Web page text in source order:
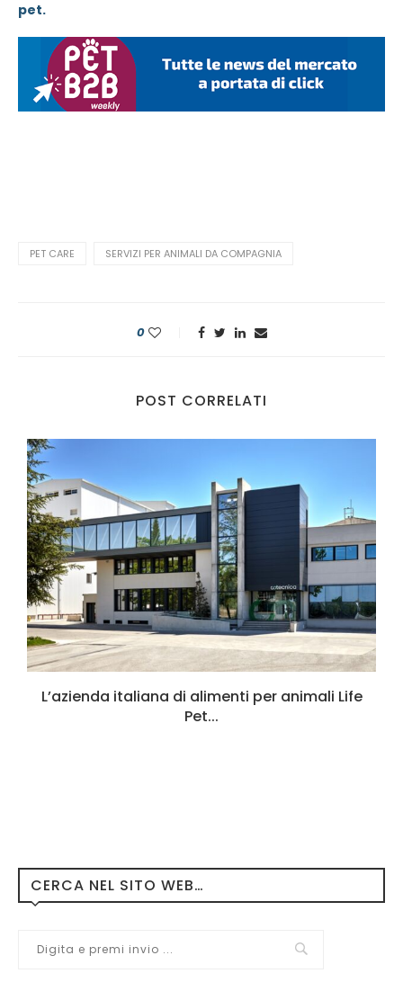
pet.
PET CARE SERVIZI PER ANIMALI DA COMPAGNIA
0
POST CORRELATI
L’azienda italiana di alimenti per animali Life
Pet...
CERCA NEL SITO WEB…